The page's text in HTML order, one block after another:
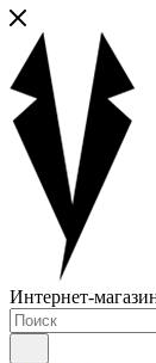
Интернет-